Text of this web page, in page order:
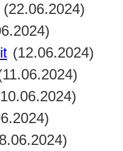
(22.06.2024)
(12.06.2024)